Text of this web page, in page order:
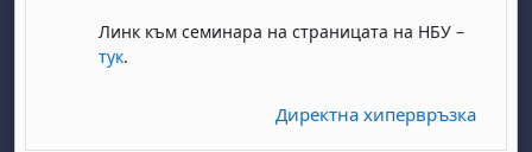
Линк към семинара на страницата на НБУ –
тук.
Директна хипервръзка